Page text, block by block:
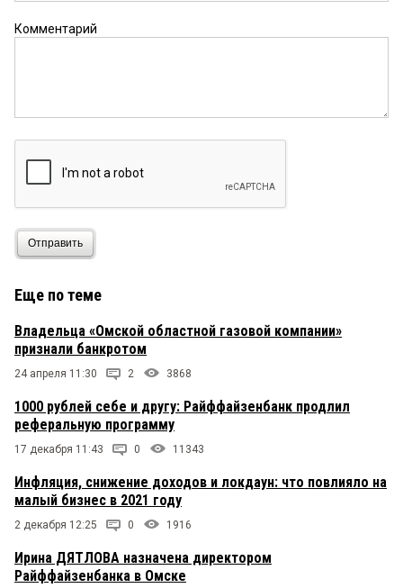
Комментарий
Отправить
Еще по теме
Владельца «Омской областной газовой компании»
признали банкротом
24 апреля 11:30 2 3868
1000 рублей себе и другу: Райффайзенбанк продлил
реферальную программу
17 декабря 11:43 0 11343
Инфляция, снижение доходов и локдаун: что повлияло на
малый бизнес в 2021 году
2 декабря 12:25 0 1916
Ирина ДЯТЛОВА назначена директором
Райффайзенбанка в Омске